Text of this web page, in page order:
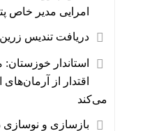
امرایی مدیر خاص
دریافت تندیس
استاندار خوزستان:
اقتدار از آرمان‌های
می‌کند
بازسازی و نوسازی